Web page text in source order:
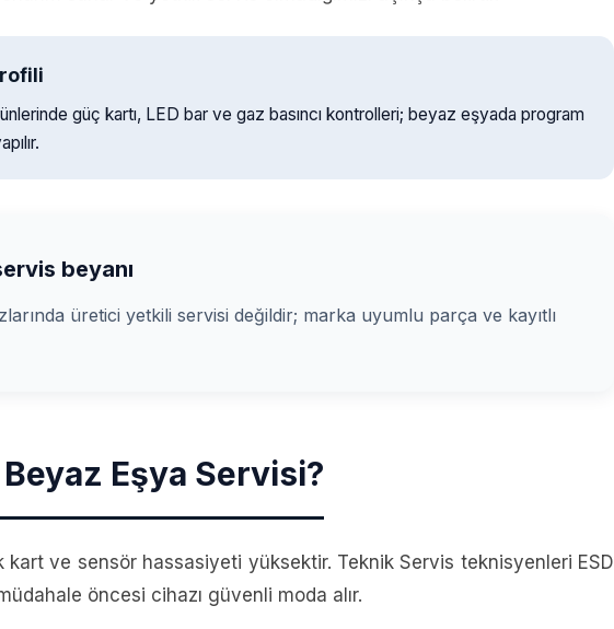
güç kartı, LED bar ve gaz basıncı kontrolleri; beyaz eşyada program
beyanı
üretici yetkili servisi değildir; marka uyumlu parça ve kayıtlı
Eşya Servisi?
ve sensör hassasiyeti yüksektir. Teknik Servis teknisyenleri ESD
öncesi cihazı güvenli moda alır.